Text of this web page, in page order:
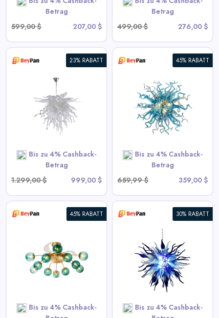
Betrag
599,00 $
207,00 $
Betrag
499,00 $
276,00 $
SHOP NOW
23% RABATT
Bis zu 4% Cashback-
Betrag
1.299,00 $
999,00 $
45% RABATT
Bis zu 4% Cashback-
Betrag
659,99 $
359,00 $
Moderne Blown Glass
Chandelier Sputnik Form
View All BeyPan Deals
SHOP NOW
45% RABATT
Bis zu 4% Cashback-
30% RABATT
Bis zu 4% Cashback-
Kronleuchter Gradient Blau
und Frosted Weiß
View All BeyPan Deals
SHOP NOW